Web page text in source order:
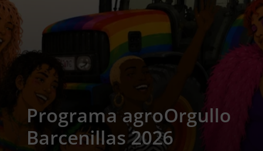
Programa agroOrgullo
Barcenillas 2026